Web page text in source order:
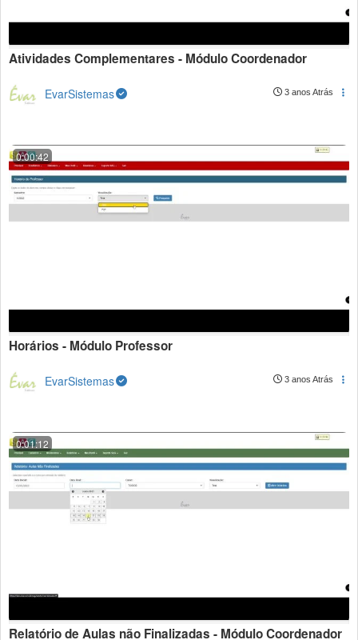
Atividades Complementares - Módulo Coordenador
EvarSistemas 3 anos Atrás
0:00:42
Horários - Módulo Professor
EvarSistemas 3 anos Atrás
0:01:12
Relatório de Aulas não Finalizadas - Módulo Coordenador